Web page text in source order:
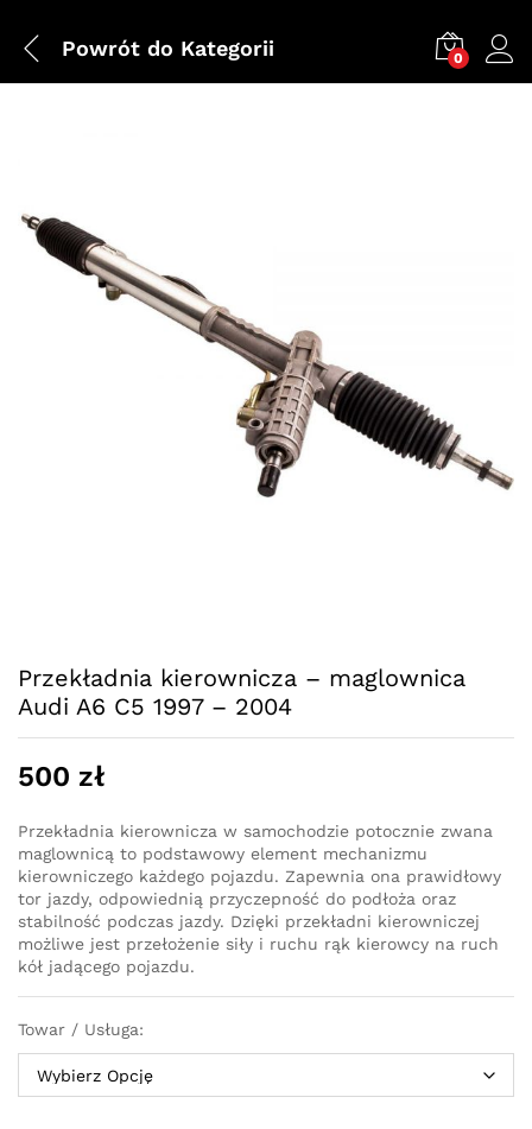
Powrót do Kategorii 0
Przekładnia kierownicza – maglownica
Audi A6 C5 1997 – 2004
500 zł
Przekładnia kierownicza w samochodzie potocznie zwana
maglownicą to podstawowy element mechanizmu
kierowniczego każdego pojazdu. Zapewnia ona prawidłowy
tor jazdy, odpowiednią przyczepność do podłoża oraz
stabilność podczas jazdy. Dzięki przekładni kierowniczej
możliwe jest przełożenie siły i ruchu rąk kierowcy na ruch
kół jadącego pojazdu.
Towar / Usługa: